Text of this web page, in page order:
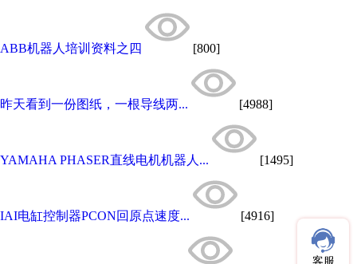
ABB机器人培训资料之四 [800]
昨天看到一份图纸，一根导线两... [4988]
YAMAHA PHASER直线电机机器人... [1495]
IAI电缸控制器PCON回原点速度... [4916]
客服